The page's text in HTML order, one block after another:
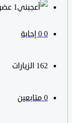
‫1 عضو
162 الزيارات
متابعين